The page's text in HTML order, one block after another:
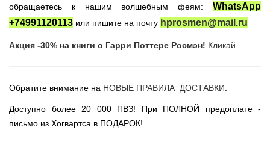
Атрибутика Гарри Поттер
Одежда Гарри Поттер
Новогодние игрушки
обращаетесь к нашим волшебным феям:
WhatsApp
+74991120113 или пишите на почту hprosmen@mail.ru
Акция -30% на книги о Гарри Поттере Росмэн! Кликай
Обратите внимание на НОВЫЕ ПРАВИЛА ДОСТАВКИ:
Доступно более 20 000 ПВЗ! При ПОЛНОЙ предоплате -
письмо из Хогвартса в ПОДАРОК!